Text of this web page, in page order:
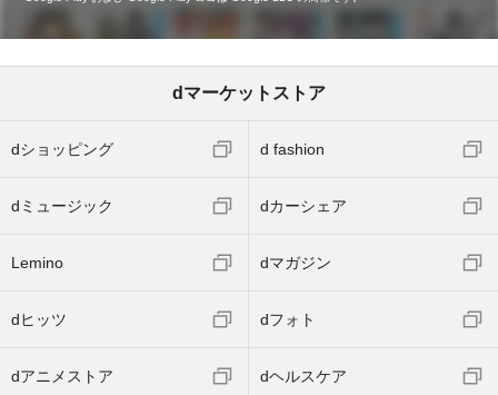
dマーケットストア
dショッピング d fashion
dミュージック dカーシェア
Lemino dマガジン
dヒッツ dフォト
dアニメストア dヘルスケア